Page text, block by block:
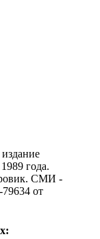
года.
CМИ -
от